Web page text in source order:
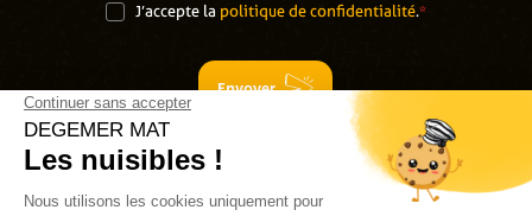
J’accepte la politique de confidentialité.*
Envoyer
Suivez-nous